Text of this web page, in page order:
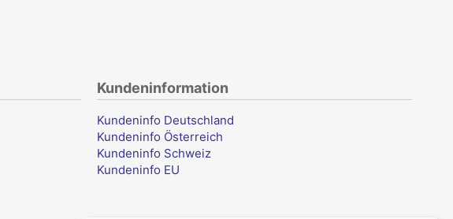
Kundeninformation
Kundeninfo Deutschland
Kundeninfo Österreich
Kundeninfo Schweiz
Kundeninfo EU